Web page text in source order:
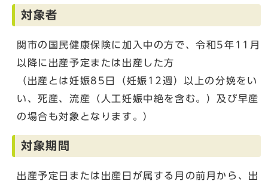
対象者
関市の国民健康保険に加入中の方で、令和5年11月
以降に出産予定または出産した方
（出産とは妊娠85日（妊娠12週）以上の分娩をい
い、死産、流産（人工妊娠中絶を含む。）及び早産
の場合も対象となります。）
対象期間
出産予定日または出産日が属する月の前月から、出